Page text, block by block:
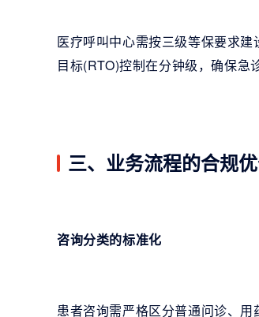
医疗呼叫中心需按三级等保要求
目标(RTO)控制在分钟级，确保急
三、业务流程的合规
咨询分类的标准化
患者咨询需严格区分普通问诊、